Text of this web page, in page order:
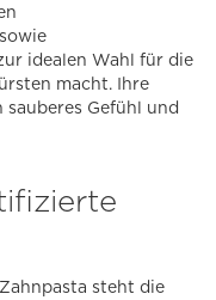
idealen Wahl für die
macht. Ihre
Gefühl und
steht die